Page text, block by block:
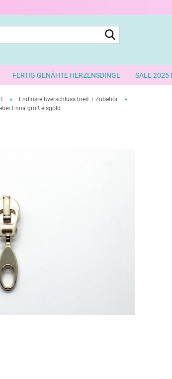
FERTIG GENÄHTE HERZENSDINGE SALE 2025
» Endlosreißverschluss breit + Zubehör »
Enna groß eisgold